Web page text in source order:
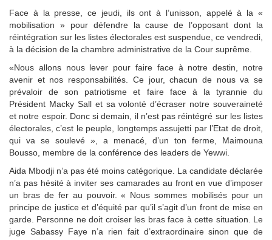
Face à la presse, ce jeudi, ils ont à l’unisson, appelé à la «
mobilisation » pour défendre la cause de l’opposant dont la
réintégration sur les listes électorales est suspendue, ce vendredi,
à la décision de la chambre administrative de la Cour suprême.
«Nous allons nous lever pour faire face à notre destin, notre
avenir et nos responsabilités. Ce jour, chacun de nous va se
prévaloir de son patriotisme et faire face à la tyrannie du
Président Macky Sall et sa volonté d’écraser notre souveraineté
et notre espoir. Donc si demain, il n’est pas réintégré sur les listes
électorales, c’est le peuple, longtemps assujetti par l’Etat de droit,
qui va se soulevé », a menacé, d’un ton ferme, Maimouna
Bousso, membre de la conférence des leaders de Yewwi.
Aida Mbodji n’a pas été moins catégorique. La candidate déclarée
n’a pas hésité à inviter ses camarades au front en vue d’imposer
un bras de fer au pouvoir. « Nous sommes mobilisés pour un
principe de justice et d’équité par qu’il s’agit d’un front de mise en
garde. Personne ne doit croiser les bras face à cette situation. Le
juge Sabassy Faye n’a rien fait d’extraordinaire sinon que de